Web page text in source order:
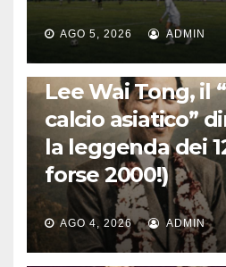
AGO 5, 2026 ADMIN
LA STORIA DEL CALCIO
Lee Wai Tong, il
calcio asiatico”
la leggenda dei
forse 2000!)
AGO 4, 2026 ADMIN
CALCIO INTERNAZIONALE